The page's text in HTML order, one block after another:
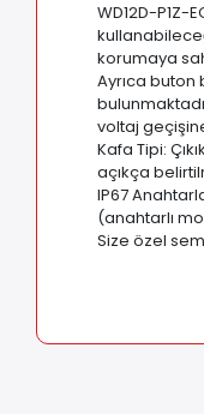
WD12D-
korumaya
Ayrıca buton
voltaj
Kafa Tipi:
açıkça
IP67
(anahtarlı
Size özel